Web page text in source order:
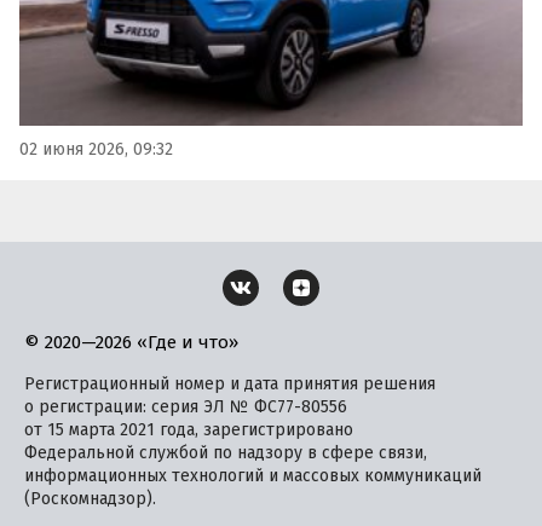
02 июня 2026, 09:32
© 2020—2026 «Где и что»
Регистрационный номер и дата принятия решения
о регистрации: серия ЭЛ № ФС77-80556
от 15 марта 2021 года, зарегистрировано
Федеральной службой по надзору в сфере связи,
информационных технологий и массовых коммуникаций
(Роскомнадзор).